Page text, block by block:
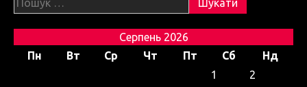
Серпень 2026
Пн
Вт Ср Чт Пт Сб
Нд
1
2